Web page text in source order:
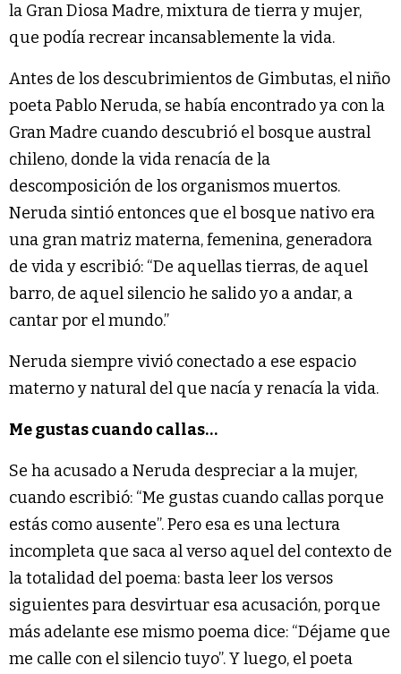
la Gran Diosa Madre, mixtura de tierra y mujer,
que podía recrear incansablemente la vida.
Antes de los descubrimientos de Gimbutas, el niño
poeta Pablo Neruda, se había encontrado ya con la
Gran Madre cuando descubrió el bosque austral
chileno, donde la vida renacía de la
descomposición de los organismos muertos.
Neruda sintió entonces que el bosque nativo era
una gran matriz materna, femenina, generadora
de vida y escribió: “De aquellas tierras, de aquel
barro, de aquel silencio he salido yo a andar, a
cantar por el mundo.”
Neruda siempre vivió conectado a ese espacio
materno y natural del que nacía y renacía la vida.
Me gustas cuando callas…
Se ha acusado a Neruda despreciar a la mujer,
cuando escribió: “Me gustas cuando callas porque
estás como ausente”. Pero esa es una lectura
incompleta que saca al verso aquel del contexto de
la totalidad del poema: basta leer los versos
siguientes para desvirtuar esa acusación, porque
más adelante ese mismo poema dice: “Déjame que
me calle con el silencio tuyo”. Y luego, el poeta